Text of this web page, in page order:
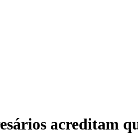
acreditam